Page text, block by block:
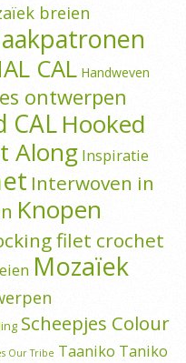
breien
CAL Handweven
ontwerpen
CALHooked
Along Inspiratie
Interwoven in
Knopen
filet crochet
Mozaïek
Scheepjes Colour
Our Tribe Taaniko Taniko